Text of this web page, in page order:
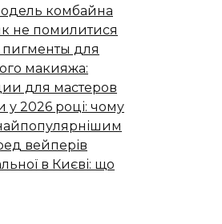
комбайна
не помилитися
пигменты для
макияжа:
для мастеров
у 2026 році: чому
вейперів
в Києві: що